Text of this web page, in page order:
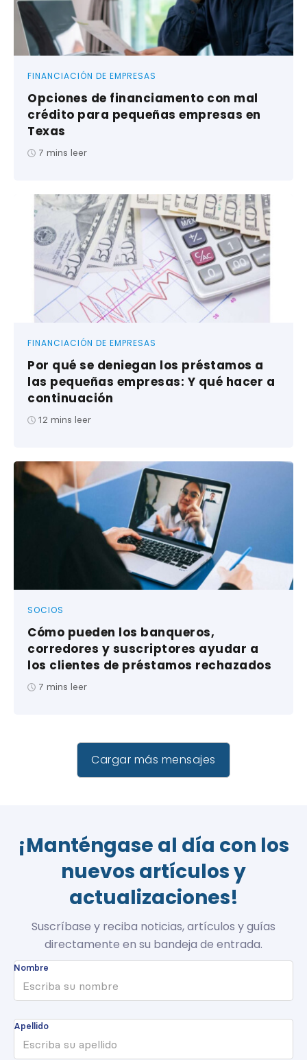
FINANCIACIÓN DE EMPRESAS
Opciones de financiamento con mal
crédito para pequeñas empresas en
Texas
7 mins leer
FINANCIACIÓN DE EMPRESAS
Por qué se deniegan los préstamos a
las pequeñas empresas: Y qué hacer a
continuación
12 mins leer
SOCIOS
Cómo pueden los banqueros,
corredores y suscriptores ayudar a
los clientes de préstamos rechazados
7 mins leer
Cargar más mensajes
¡Manténgase al día con los
nuevos artículos y
actualizaciones!
Suscríbase y reciba noticias, artículos y guías
directamente en su bandeja de entrada.
Nombre
Apellido